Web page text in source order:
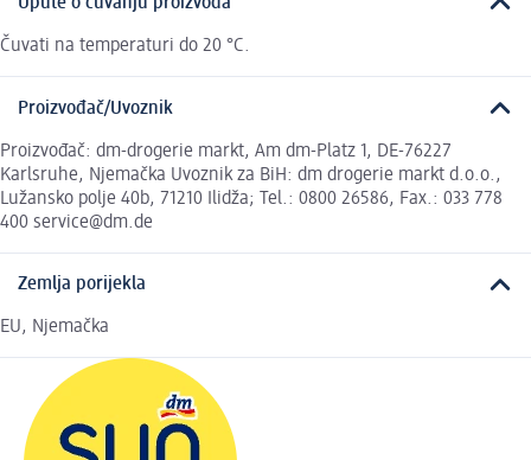
Čuvati na temperaturi do 20 °C.
Proizvođač/Uvoznik
Proizvođač: dm-drogerie markt, Am dm-Platz 1, DE-76227
Karlsruhe, Njemačka Uvoznik za BiH: dm drogerie markt d.o.o.,
Lužansko polje 40b, 71210 Ilidža; Tel.: 0800 26586, Fax.: 033 778
400 service@dm.de
Zemlja porijekla
EU, Njemačka